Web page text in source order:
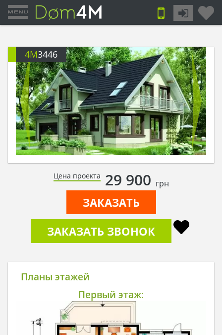
4M3446
Цена проекта 29 900 грн
ЗАКАЗАТЬ
ЗАКАЗАТЬ ЗВОНОК
Планы этажей
Первый этаж: